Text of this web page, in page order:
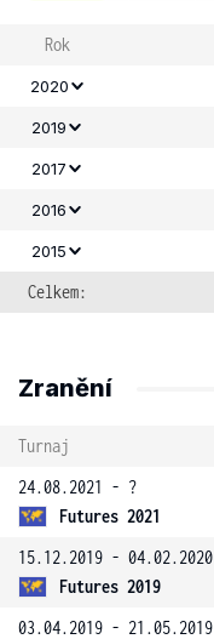
Rok
2020
2019
2017
2016
2015
Celkem:
Zranění
Turnaj
24.08.2021 - ?
Futures 2021
15.12.2019 - 04.02.2020
Futures 2019
03.04.2019 - 21.05.2019